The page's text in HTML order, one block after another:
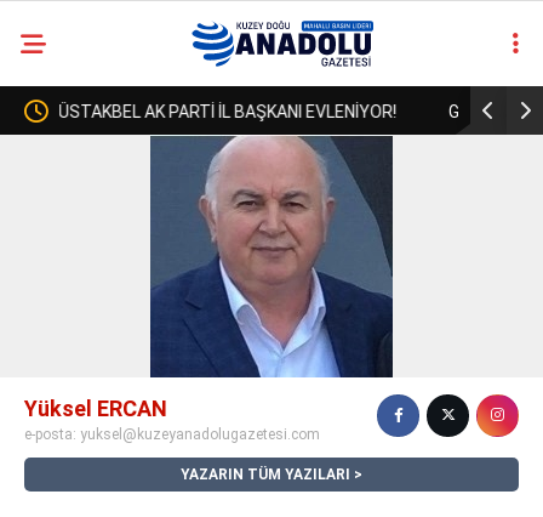
GÖLE KAYMAKAMI GÖLE BELEDİYESİNİ ZİYARET
2025
deneme
bonusu
veren
Yüksel ERCAN
e-posta: yuksel@kuzeyanadolugazetesi.com
YAZARIN TÜM YAZILARI